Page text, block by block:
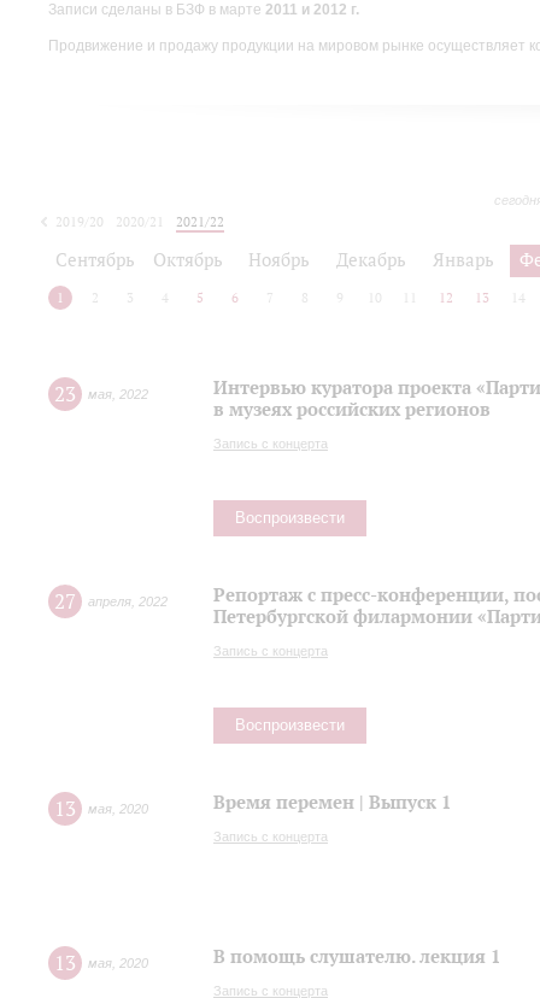
Записи сделаны в БЗФ в марте 2011 и 2012 г.
Продвижение и продажу продукции на мировом рынке осуществляет
2019/20 2020/21 2021/22
Сентябрь Октябрь Ноябрь Декабрь Январь
1 2 3 4 5 6 7 8 9 10 12 13 14
23 мая 2022
Интервью куратора проекта
в музеях российских регионов
Запись с концерта
Воспроизвести
27 апреля 2022
Репортаж с пресс-конференции,
Петербургской филармонии
Запись с концерта
Воспроизвести
13 мая 2020 Время перемен | Выпуск 1
Запись с концерта
13 мая 2020 В помощь слушателю. лекция 1
Запись с концерта